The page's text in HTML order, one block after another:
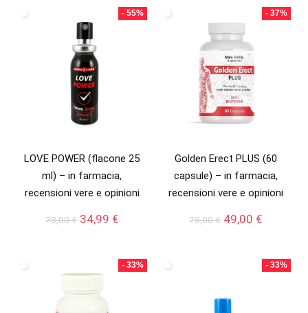
78,00 €.
è:
39,00 €.
78,00 €.
è:
49,00 €.
- 55%
LOVE POWER (flacone 25
ml) – in farmacia,
recensioni vere e opinioni
78,00€ Il
78,00 €.
34,99 €Il
è:
34,99 €.
- 37%
Golden Erect PLUS (60
capsule) – in farmacia,
recensioni vere e opinioni
78,00€ Il
78,00 €.
49,00 €Il
è:
49,00 €.
- 33% - 33%